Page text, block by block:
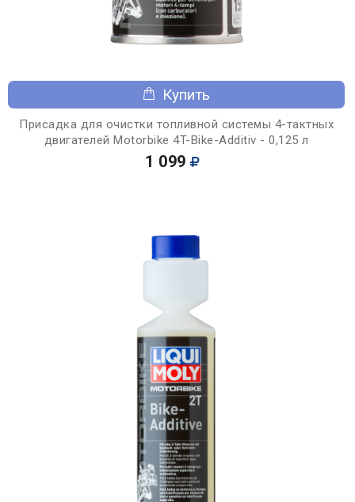
Купить
Присадка для очистки топливной системы 4-тактных
двигателей Motorbike 4T-Bike-Additiv - 0,125 л
1 099